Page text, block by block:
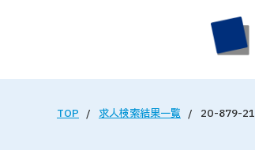
TOP 求人検索結果一覧 20-879-21